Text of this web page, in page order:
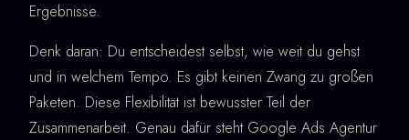
Ergebnisse.
Denk daran: Du entscheidest selbst, wie weit du gehst
und in welchem Tempo. Es gibt keinen Zwang zu großen
Paketen. Diese Flexibilität ist bewusster Teil der
Zusammenarbeit. Genau dafür steht Google Ads Agentur